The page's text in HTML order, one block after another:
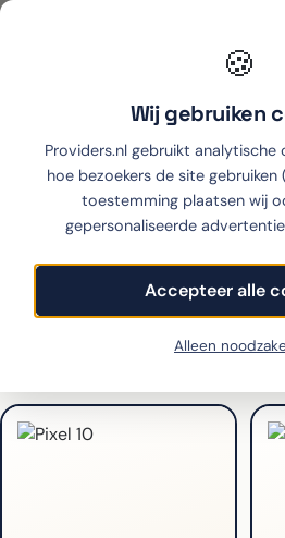
🍪
Wij gebruiken
Providers.nl gebruikt
hoe bezoekers de site
toestemming plaatsen wij
gepersonaliseerde
Accepteer alle
Alleen
Thuiswinkel
Telefoon abonnement›Google
Google
vergelijken
Alle Google modellen
Filters